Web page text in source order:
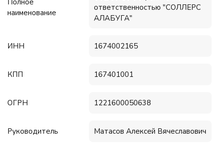
Полное
наименование
ответственностью "СОЛЛЕРС
АЛАБУГА"
ИНН 1674002165
КПП 167401001
ОГРН 1221600050638
Руководитель Матасов Алексей Вячеславович